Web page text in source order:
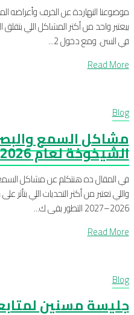
موضوعنا النهاردة عن الخرف وأعراضه
بيعتبر واحد من أكتر المشاكل اللي
في السن. ومع دخول 2...
Read More
Blog
مشاكل السمع
الشيخوخة لعام 2026 – 2027 ️
في المقال ده هنتكلم عن مشاكل
واللي تعتبر من أكتر التحديات اللي
2026–2027 التطور بقى ك...
Read More
Blog
جليسة مسنين